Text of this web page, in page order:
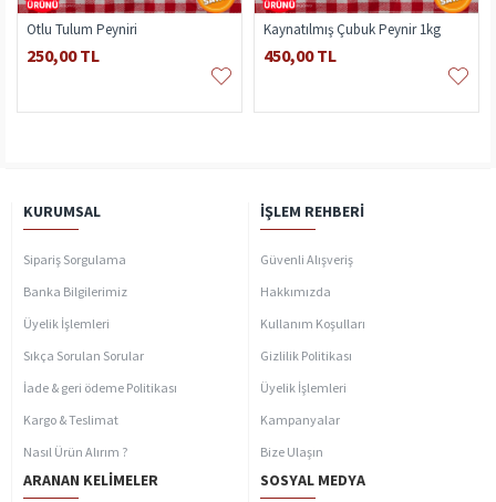
Otlu Tulum Peyniri
250,00 TL
Kaynatılmış Çubuk Peynir 1kg
450,00 TL
KURUMSAL
Sipariş Sorgulama
Banka Bilgilerimiz
Üyelik İşlemleri
Sıkça Sorulan Sorular
İade & geri ödeme Politikası
Kargo & Teslimat
Nasıl Ürün Alırım ?
İŞLEM REHBERI
Güvenli Alışveriş
Hakkımızda
Kullanım Koşulları
Gizlilik Politikası
Üyelik İşlemleri
Kampanyalar
Bize Ulaşın
ARANAN KELIMELER SOSYAL MEDYA